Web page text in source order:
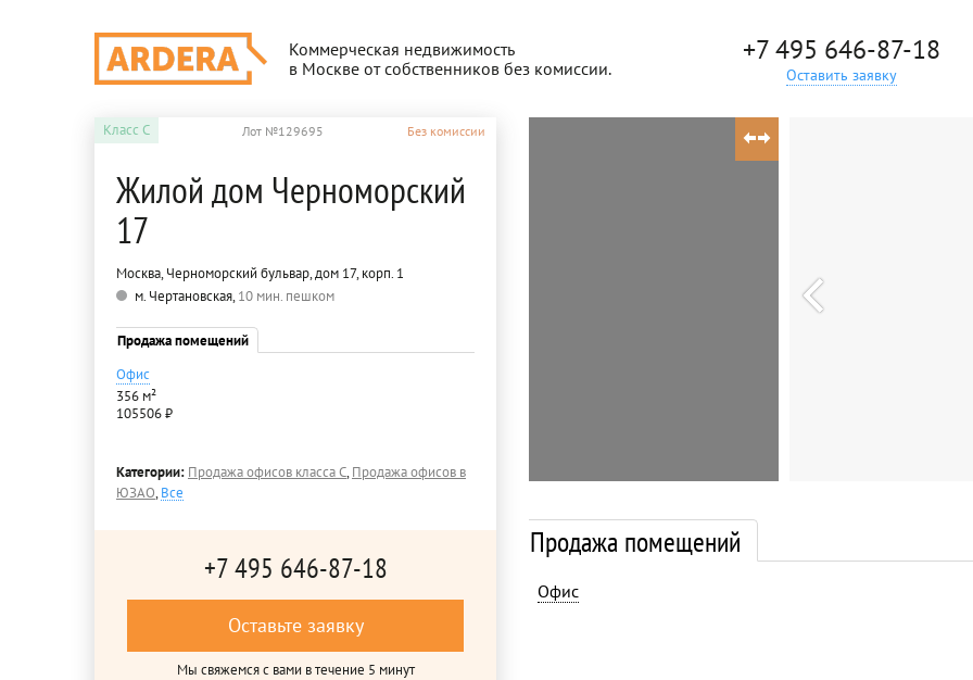
Коммерческая недвижимость
в Москве от собственников без комиссии.
+7 495 646-87-18
Оставить заявку
Класс C Лот №129695 Без комиссии
Жилой дом Черноморский
17
Москва, Черноморский бульвар, дом 17, корп. 1
м. Чертановская,10 мин. пешком
Продажа помещений
Офис
356 м²
105506 ₽
Категории: Продажа офисов класса C,Продажа офисов в
ЮЗАО,Все
+7 495 646-87-18
Оставьте заявку
Мы свяжемся с вами в течение 5 минут
Продажа помещений
Офис